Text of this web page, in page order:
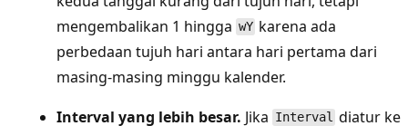
mengembalikan 1 hingga wY karena ada
perbedaan tujuh hari antara hari pertama dari
masing-masing minggu kalender.
Interval yang lebih besar. Jika Interval diatur ke